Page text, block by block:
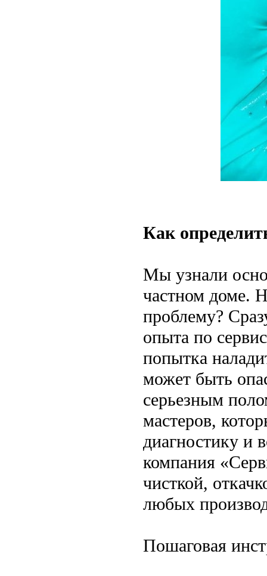
Как
Мы узнали
частном доме.
проблему?
опыта по
попытка
может быть
серьезным
мастеров,
диагностику и
компания
чисткой,
любых
Пошаговая